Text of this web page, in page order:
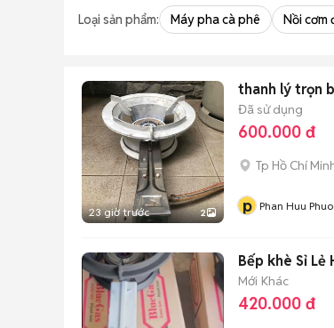
Loại sản phẩm: Máy pha cà phê Nồi cơm
23 giờ trước 2
thanh lý trọn
Đã sử dụng
600.000 đ
Tp Hồ Chí
p Phan Huu
Bếp khè Sỉ Lẻ
Mới Khác
420.000 đ